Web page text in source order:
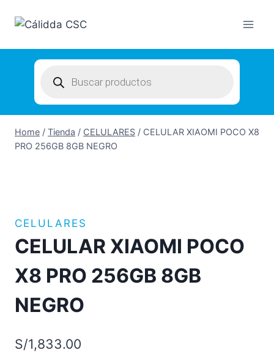
search
Home / Tienda / CELULARES / CELULAR XIAOMI POCO X8
PRO 256GB 8GB NEGRO
CELULARES
CELULAR XIAOMI POCO
X8 PRO 256GB 8GB
NEGRO
S/1,833.00